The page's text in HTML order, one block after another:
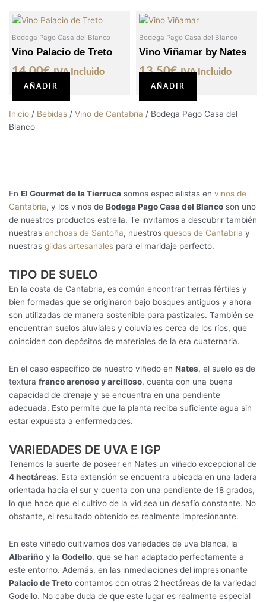
Bodega Pago Casa del Blanco
Vino Palacio de Treto
14,00€ IVA Incluido
AÑADIR
Bodega Pago Casa del Blanco
Vino Viñamar by Nates
13,50€ IVA Incluido
AÑADIR
Inicio / Bebidas / Vino de Cantabria / Bodega Pago Casa del
Blanco
En El Gourmet de la Tierruca somos especialistas en vinos de
Cantabria, y los vinos de Bodega Pago Casa del Blanco son uno
de nuestros productos estrella. Te invitamos a descubrir también
nuestras anchoas de Santoña, nuestros quesos de Cantabria y
nuestras gildas artesanales para el maridaje perfecto.
TIPO DE SUELO
En la costa de Cantabria, es común encontrar tierras fértiles y
bien formadas que se originaron bajo bosques antiguos y ahora
son utilizadas de manera sostenible para pastizales. También se
encuentran suelos aluviales y coluviales cerca de los ríos, que
coinciden con depósitos de materiales de la era cuaternaria.
En el caso específico de nuestro viñedo en Nates, el suelo es de
textura franco arenoso y arcilloso, cuenta con una buena
capacidad de drenaje y se encuentra en una pendiente
adecuada. Esto permite que la planta reciba suficiente agua sin
estar expuesta a enfermedades.
VARIEDADES DE UVA E IGP
Tenemos la suerte de poseer en Nates un viñedo excepcional de
4 hectáreas. Esta extensión se encuentra ubicada en una ladera
orientada hacia el sur y cuenta con una pendiente de 18 grados,
lo que hace que el cultivo de la vid sea un desafío constante. No
obstante, el resultado obtenido es realmente impresionante.
En este viñedo cultivamos dos variedades de uva blanca, la
Albariño y la Godello, que se han adaptado perfectamente a
este entorno. Además, en las inmediaciones del impresionante
Palacio de Treto contamos con otras 2 hectáreas de la variedad
Godello. No cabe duda de que este lugar es realmente especial